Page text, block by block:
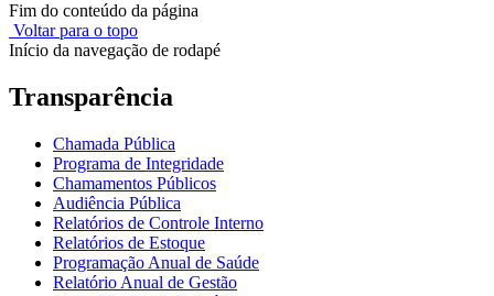
Fim do conteúdo da página
Voltar para o topo
Início da navegação de rodapé
Transparência
Chamada Pública
Programa de Integridade
Chamamentos Públicos
Audiência Pública
Relatórios de Controle Interno
Relatórios de Estoque
Programação Anual de Saúde
Relatório Anual de Gestão